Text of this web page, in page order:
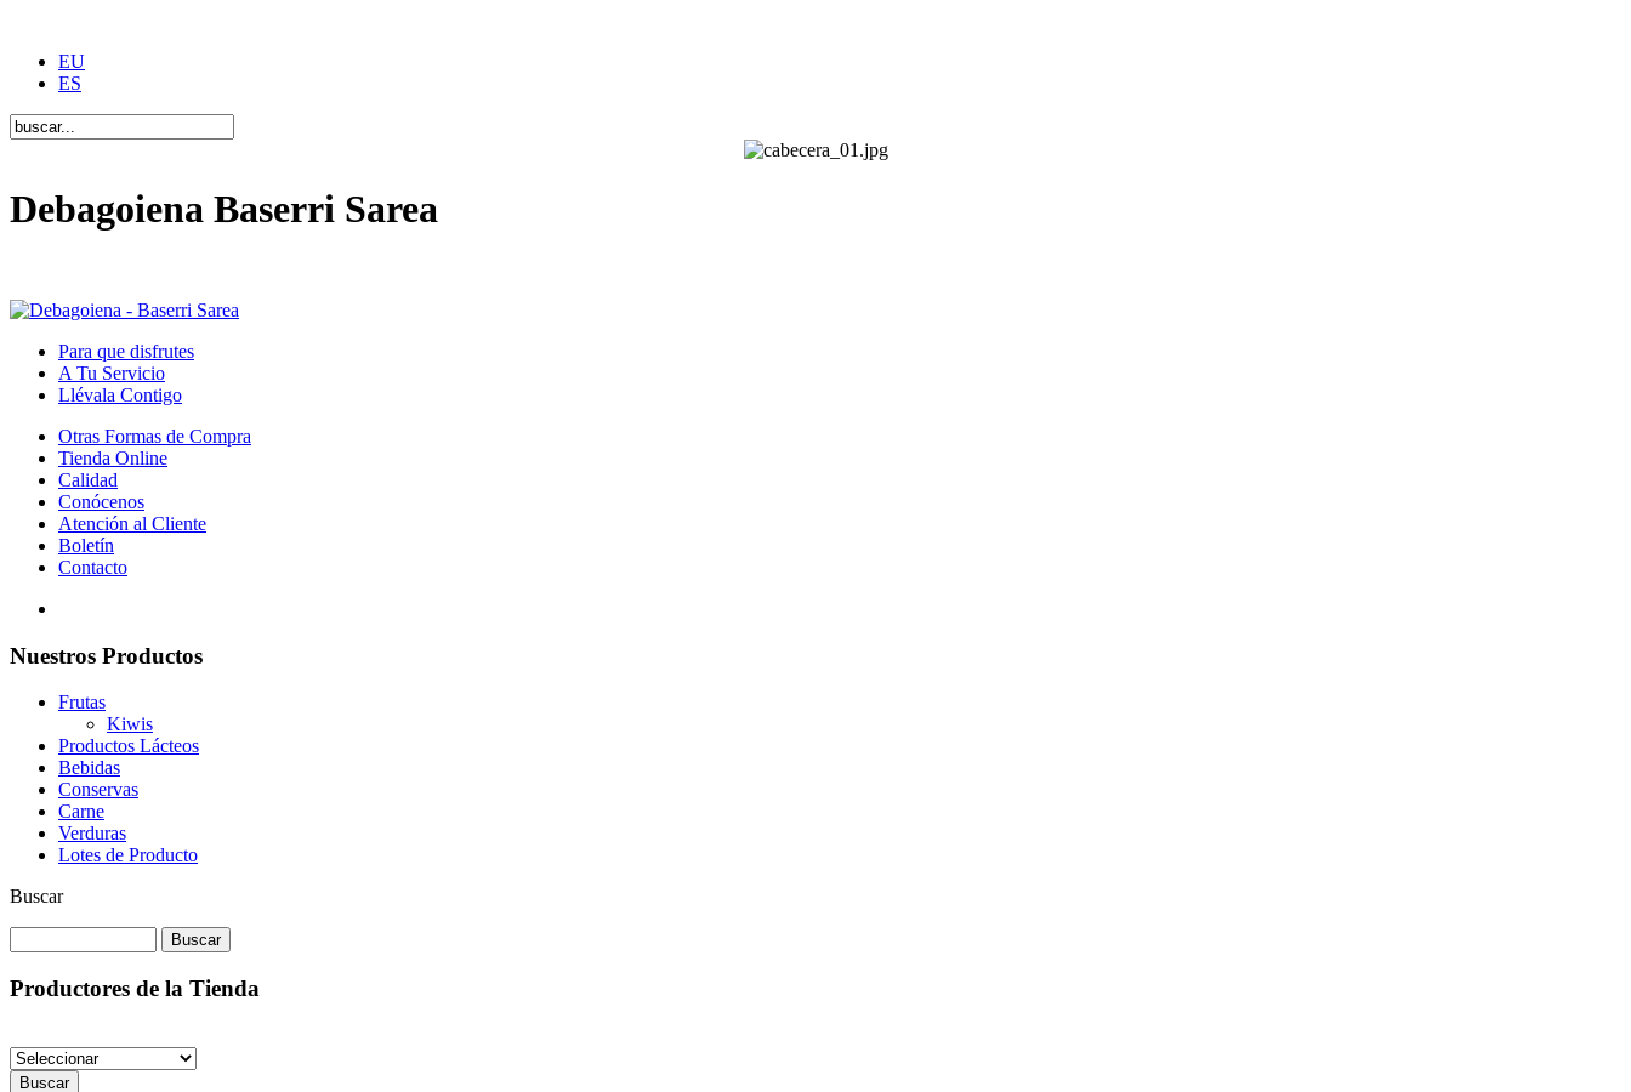
EU
ES
Debagoiena Baserri Sarea
Para que disfrutes
A Tu Servicio
Llévala Contigo
Otras Formas de Compra
Tienda Online
Calidad
Conócenos
Atención al Cliente
Boletín
Contacto
Nuestros Productos
Frutas
Kiwis
Productos Lácteos
Bebidas
Conservas
Carne
Verduras
Lotes de Producto
Buscar
Productores de la Tienda